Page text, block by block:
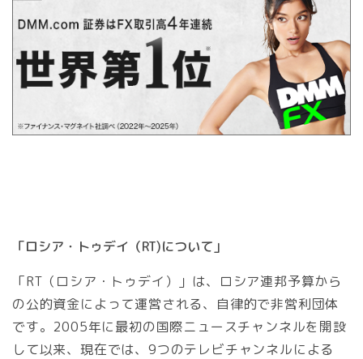
「ロシア・トゥデイ（RT)について」
「RT（ロシア・トゥデイ）」は、ロシア連邦予算から
の公的資金によって運営される、自律的で非営利団体
です。2005年に最初の国際ニュースチャンネルを開設
して以来、現在では、9つのテレビチャンネルによる